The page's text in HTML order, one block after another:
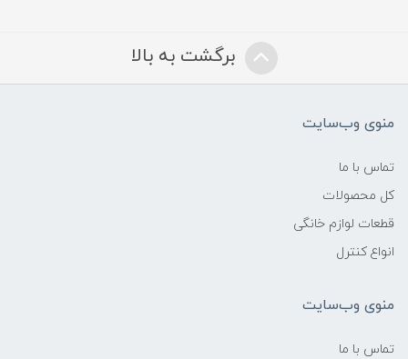
برگشت به بالا
منوی وب‌سایت
تماس با ما
کل محصولات
قطعات لوازم خانگی
انواع کنترل
منوی وب‌سایت
تماس با ما